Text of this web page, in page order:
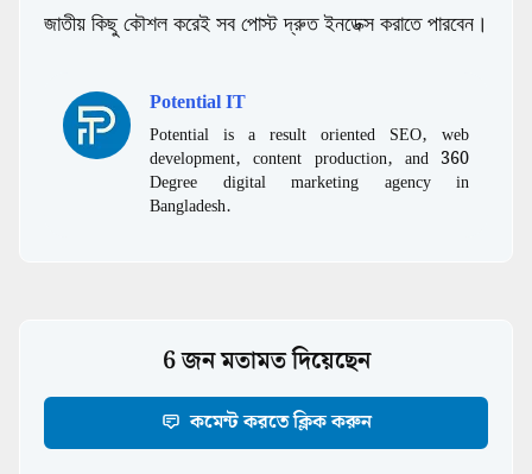
জাতীয় কিছু কৌশল করেই সব পোস্ট দ্রুত ইনডেক্স করাতে পারবেন।
Potential IT
Potential is a result oriented SEO, web
development, content production, and 360
Degree digital marketing agency in
Bangladesh.
6 জন মতামত দিয়েছেন
কমেন্ট করতে ক্লিক করুন